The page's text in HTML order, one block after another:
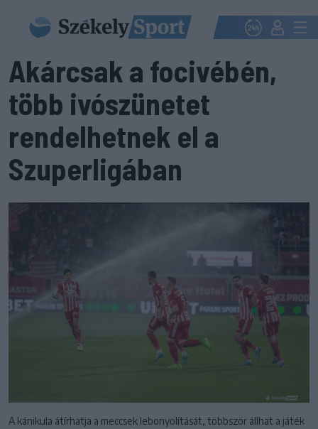
Akárcsak a focivébén,
több ivószünetet
rendelhetnek el a
Szuperligában
A kánikula átírhatja a meccsek lebonyolítását, többször állhat a játék